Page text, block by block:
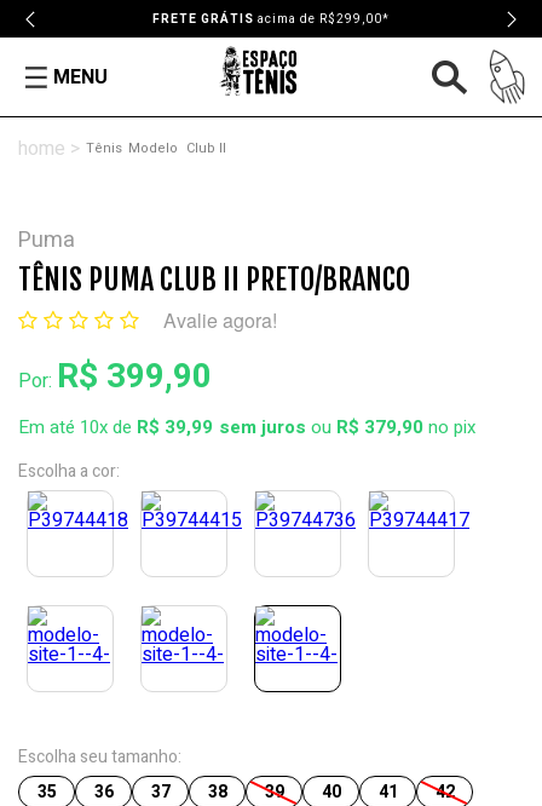
FRETE GRÁTIS acima de R$299,00*
MENU
Tênis Modelo Club II
Puma
TÊNIS PUMA CLUB II PRETO/BRANCO
Avalie agora!
Por: R$ 399,90
Em até 10x de R$ 39,99 ou R$ 379,90no pix
Escolha a cor:
Escolha seu tamanho:
35
36 37 38 39 40 41 42